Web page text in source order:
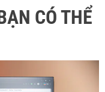
CÓ THỂ